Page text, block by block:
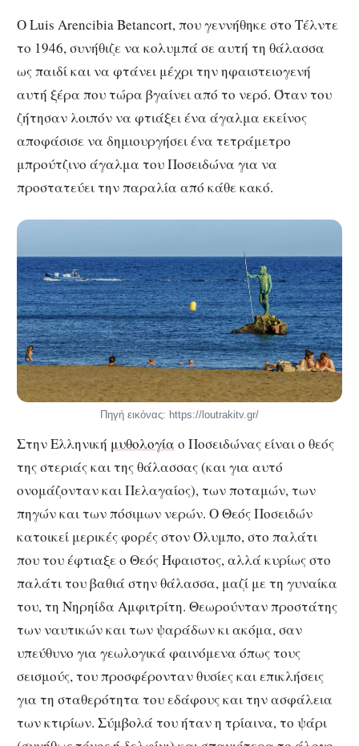
Ο Luis Arencibia Betancort, που γεννήθηκε στο Τέλντε
το 1946, συνήθιζε να κολυμπά σε αυτή τη θάλασσα
ως παιδί και να φτάνει μέχρι την ηφαιστειογενή
αυτή ξέρα που τώρα βγαίνει από το νερό. Όταν του
ζήτησαν λοιπόν να φτιάξει ένα άγαλμα εκείνος
αποφάσισε να δημιουργήσει ένα τετράμετρο
μπρούτζινο άγαλμα του Ποσειδώνα για να
προστατεύει την παραλία από κάθε κακό.
Πηγή εικόνας: https://loutrakitv.gr/
Στην Ελληνική μυθολογία ο Ποσειδώνας είναι ο θεός
της στεριάς και της θάλασσας (και για αυτό
ονομάζονταν και Πελαγαίος), των ποταμών, των
πηγών και των πόσιμων νερών. Ο Θεός Ποσειδών
κατοικεί μερικές φορές στον Όλυμπο, στο παλάτι
που του έφτιαξε ο Θεός Ήφαιστος, αλλά κυρίως στο
παλάτι του βαθιά στην θάλασσα, μαζί με τη γυναίκα
του, τη Νηρηίδα Αμφιτρίτη. Θεωρούνταν προστάτης
των ναυτικών και των ψαράδων κι ακόμα, σαν
υπεύθυνο για γεωλογικά φαινόμενα όπως τους
σεισμούς, του προσφέρονταν θυσίες και επικλήσεις
για τη σταθερότητα του εδάφους και την ασφάλεια
των κτιρίων. Σύμβολά του ήταν η τρίαινα, το ψάρι